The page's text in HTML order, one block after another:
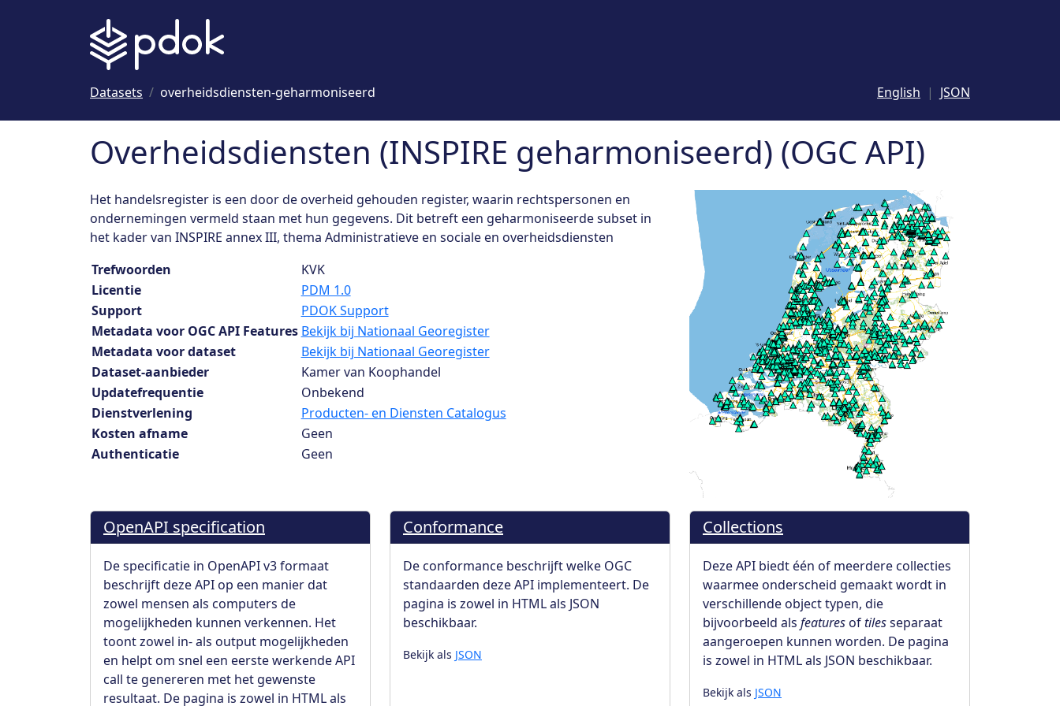
Datasets overheidsdiensten-geharmoniseerd English JSON
Overheidsdiensten (INSPIRE geharmoniseerd) (OGC API)
Het handelsregister is een door de overheid gehouden register, waarin rechtspersonen en
ondernemingen vermeld staan met hun gegevens. Dit betreft een geharmoniseerde subset in
het kader van INSPIRE annex III, thema Administratieve en sociale en overheidsdiensten
Dataset details
Trefwoorden
KVK
Licentie
PDM 1.0
Support
PDOK Support
Metadata voor OGC API Features Bekijk bij Nationaal Georegister
Metadata voor dataset
Bekijk bij Nationaal Georegister
Dataset-aanbieder
Kamer van Koophandel
Updatefrequentie
Onbekend
Dienstverlening
Producten- en Diensten Catalogus
Kosten afname
Geen
Authenticatie
Geen
OpenAPI specification
De specificatie in OpenAPI v3 formaat
beschrijft deze API op een manier dat
zowel mensen als computers de
mogelijkheden kunnen verkennen. Het
toont zowel in- als output mogelijkheden
en helpt om snel een eerste werkende API
call te genereren met het gewenste
resultaat. De pagina is zowel in HTML als
Conformance
De conformance beschrijft welke OGC
standaarden deze API implementeert. De
pagina is zowel in HTML als JSON
beschikbaar.
Bekijk als JSON
Collections
Deze API biedt één of meerdere collecties
waarmee onderscheid gemaakt wordt in
verschillende object typen, die
bijvoorbeeld als featuresoftilesseparaat
aangeroepen kunnen worden. De pagina
is zowel in HTML als JSON beschikbaar.
Bekijk als JSON